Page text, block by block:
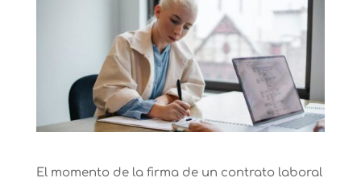
El momento de la firma de un contrato laboral